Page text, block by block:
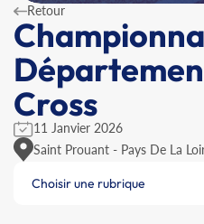
Retour
Cross
11 Janvier 2026
Saint Prouant - Pays De La
Choisir une rubrique